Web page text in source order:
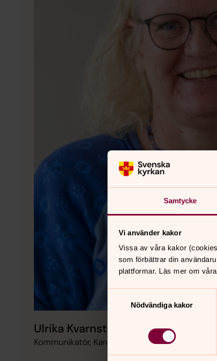
Samtycke
Vi använder kakor
Vissa av våra kakor
som förbättrar din
plattformar. Läs mer om
Nödvändiga kakor
Ulrika Kvarnström
Kommunikatör, Kantor, Vetlanda pastorat